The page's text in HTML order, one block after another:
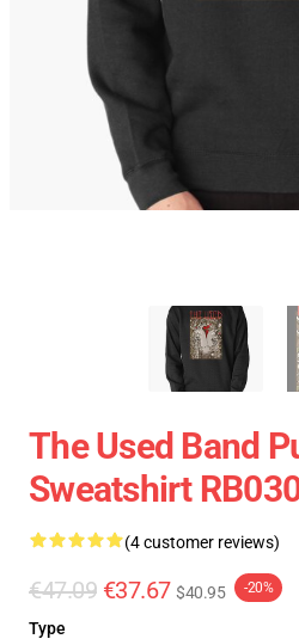
The Used Band
Sweatshirt
(4 customer reviews)
€47.09 €37.67 $40.95 -20%
Type